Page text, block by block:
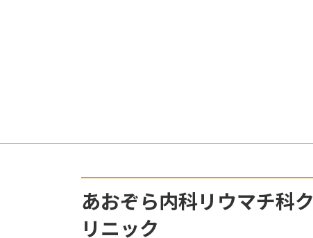
あおぞら内科リウマチ科ク
リニック